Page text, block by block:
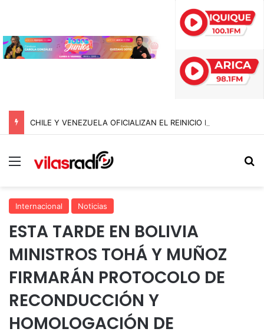
Menú
Internacional Noticias
ESTA TARDE EN BOLIVIA
MINISTROS TOHÁ Y MUÑOZ
FIRMARÁN PROTOCOLO DE
RECONDUCCIÓN Y
HOMOLOGACIÓN DE